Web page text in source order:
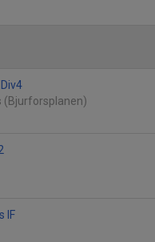
(Bjurforsplanen)
IF